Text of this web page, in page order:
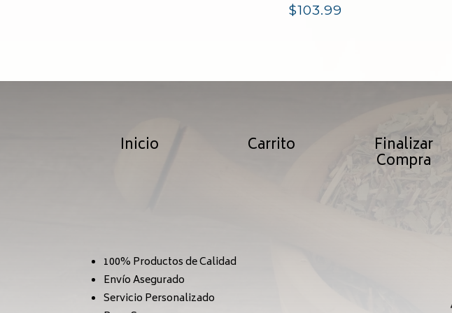
$103.99
Inicio Carrito Finalizar
Compra
100% Productos de Calidad
Envío Asegurado
Servicio Personalizado